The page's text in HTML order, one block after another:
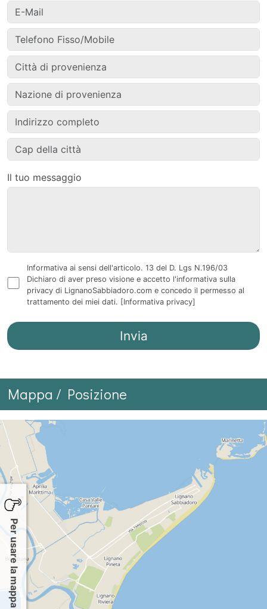
Il tuo messaggio
Informativa ai sensi dell'articolo. 13 del D. Lgs N.196/03
Dichiaro di aver preso visione e accetto l'informativa sulla
privacy di LignanoSabbiadoro.com e concedo il permesso al
trattamento dei miei dati. [Informativa privacy]
Mappa / Posizione
Per usare la mappa